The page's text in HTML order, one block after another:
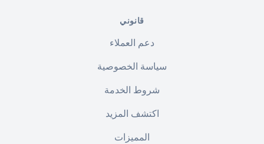
قانوني
دعم العملاء
سياسة الخصوصية
شروط الخدمة
اكتشف المزيد
المميزات